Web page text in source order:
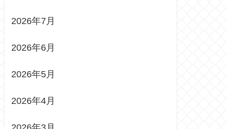
2026年7月
2026年6月
2026年5月
2026年4月